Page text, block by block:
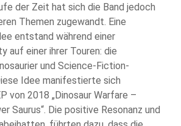
der Zeit hat sich die Band jedoch
Themen zugewandt. Eine
entstand während einer
auf einer ihrer Touren: die
und Science-Fiction-
Idee manifestierte sich
von 2018 „Dinosaur Warfare –
Saurus“. Die positive Resonanz und